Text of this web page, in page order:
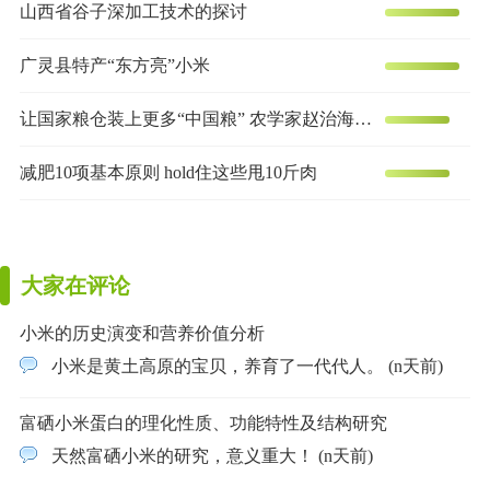
山西省谷子深加工技术的探讨
广灵县特产“东方亮”小米
让国家粮仓装上更多“中国粮” 农学家赵治海的谷子梦
减肥10项基本原则 hold住这些甩10斤肉
大家在评论
小米的历史演变和营养价值分析
小米是黄土高原的宝贝，养育了一代代人。 (n天前)
富硒小米蛋白的理化性质、功能特性及结构研究
天然富硒小米的研究，意义重大！ (n天前)